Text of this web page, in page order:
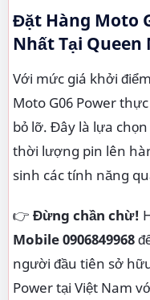
Đặt Hàng Moto
Nhất Tại Queen
Với mức giá khởi
Moto G06 Power
bỏ lỡ. Đây là lựa
thời lượng pin lên
sinh các tính năng
👉 Đừng chần chừ!
Mobile 0906849968
người đầu tiên sở
Power tại Việt Nam